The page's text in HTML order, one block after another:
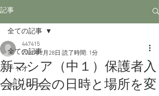
記事
全ての記事
チャオ
ボンバーズ
全ての記事
新マシア（中１）保護者入
会説明会の日時と場所を変
447415
2022年2月28日 読了時間: 1分